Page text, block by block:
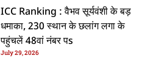
ICC Ranking : वैभव सूर्यवंशी के बड़
धमाका, 230 स्थान के छलांग लगा के
पहुंचलें 48वां नंबर पs
July 29, 2026